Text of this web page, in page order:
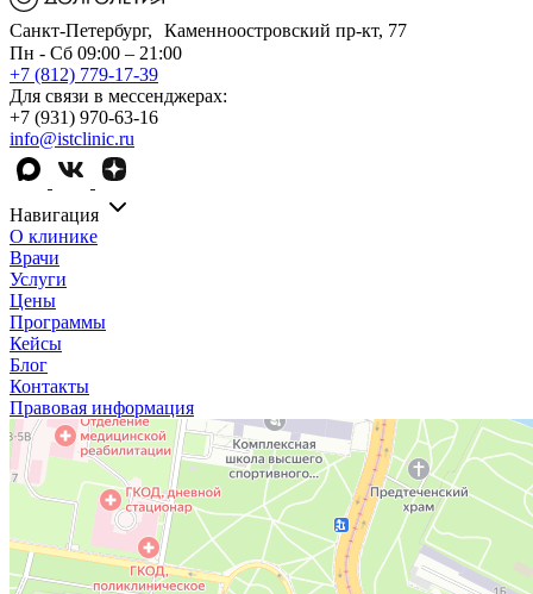
Санкт-Петербург, Каменноостровский пр-кт, 77
Пн - Сб 09:00 – 21:00
+7 (812) 779-17-39
Для связи в мессенджерах:
+7 (931) 970-63-16
info@istclinic.ru
Навигация
О клинике
Врачи
Услуги
Цены
Программы
Кейсы
Блог
Контакты
Правовая информация